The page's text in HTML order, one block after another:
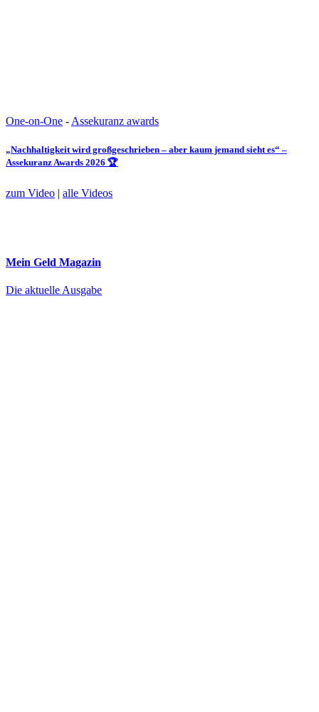
One-on-One -Assekuranz awards
„Nachhaltigkeit wird großgeschrieben – aber kaum jemand sieht es“ –
Assekuranz Awards 2026 🏆
zum Video | alle Videos
Mein Geld Magazin
Die aktuelle Ausgabe